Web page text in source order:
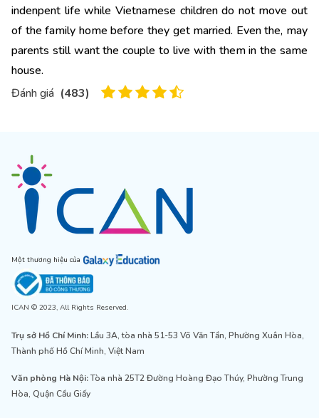
indenpent life while Vietnamese children do not move out
of the family home before they get married. Even the, may
parents still want the couple to live with them in the same
house.
Đánh giá (483)
Một thương hiệu của
ICAN © 2023, All Rights Reserved.
Trụ sở Hồ Chí Minh:Lầu 3A, tòa nhà 51-53 Võ Văn Tần, Phường Xuân Hòa,
Thành phố Hồ Chí Minh, Việt Nam
Văn phòng Hà Nội:Tòa nhà 25T2 Đường Hoàng Đạo Thúy, Phường Trung
Hòa, Quận Cầu Giấy